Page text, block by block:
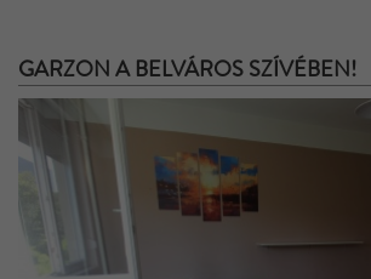
GARZON A BELVÁROS SZÍVÉBEN!